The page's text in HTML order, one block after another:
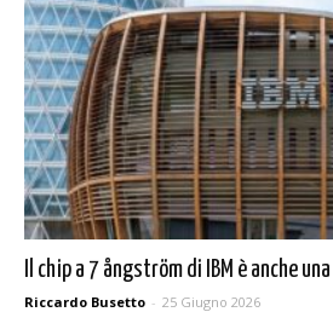
Il chip a 7 ångström di IBM è anche
Riccardo Busetto - 25 Giugno 2026